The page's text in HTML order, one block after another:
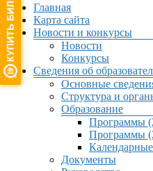
МенюГлавная
Карта сайта
Новости и конкурсы
Новости
Конкурсы
Сведения об
Основные
Структура и
Образование
Программы
Программы
Документы